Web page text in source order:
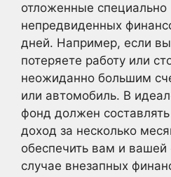
отложенные специально
непредвиденных
дней. Например, если
потеряете работу или
неожиданно большим
или автомобиль. В
фонд должен
доход за несколько
обеспечить вам и вашей
случае внезапных